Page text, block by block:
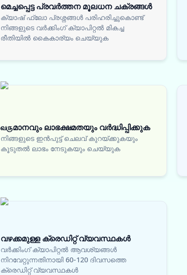
മെച്ചപ്പെട്ട പ്രവർത്തന മൂലധന ചക്രങ്ങൾ
ക്യാഷ് ഫ്ലോ പ്രശ്നങ്ങൾ പരിഹരിച്ചുകൊണ്ട്
നിങ്ങളുടെ വർക്കിംഗ് ക്യാപിറ്റൽ മികച്ച
രീതിയിൽ കൈകാര്യം ചെയ്യുക
வருമാനവും ലാഭക്ഷമതയും വർദ്ധിപ്പിക്കുക
നിങ്ങളുടെ ഇൻപുട്ട് ചെലവ് കുറയ്ക്കുകയും
കൂടുതൽ ലാഭം നേടുകയും ചെയ്യുക
വഴക്കമുള്ള ക്രെഡിറ്റ് വ്യവസ്ഥകൾ
വർക്കിംഗ് ക്യാപിറ്റൽ ആവശ്യങ്ങൾ
നിറവേറ്റുന്നതിനായി 60-120 ദിവസത്തെ
ക്രെഡിറ്റ് വ്യവസ്ഥകൾ